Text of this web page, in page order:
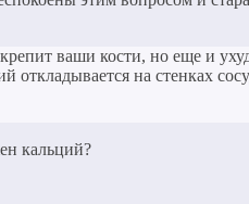
ваши кости, но еще и
откладывается на стенках
кальций?